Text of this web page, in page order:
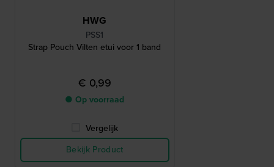
HWG
PSS1
Strap Pouch Vilten etui voor 1 band
€ 0,99
● Op voorraad
Vergelijk
Bekijk Product